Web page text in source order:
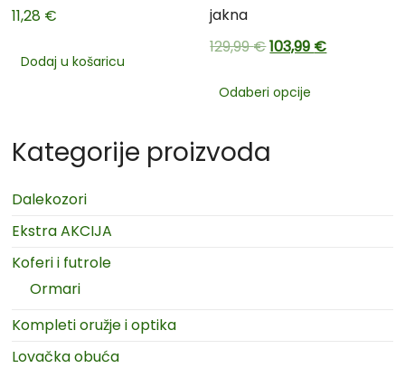
11,28 €
Dodaj u košaricu
jakna
129,99€103,99 €
Odaberi opcije
Kategorije proizvoda
Dalekozori
Ekstra AKCIJA
Koferi i futrole
Ormari
Kompleti oružje i optika
Lovačka obuća